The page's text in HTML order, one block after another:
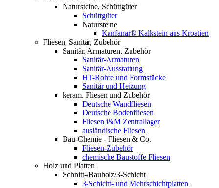
Natursteine, Schüttgüter
Schüttgüter
Natursteine
Kanfanar® Kalkstein aus Kroatien
Fliesen, Sanitär, Zubehör
Sanitär, Armaturen, Zubehör
Sanitär-Armaturen
Sanitär-Ausstattung
HT-Rohre und Formstücke
Sanitär und Heizung
keram. Fliesen und Zubehör
Deutsche Wandfliesen
Deutsche Bodenfliesen
Fliesen i&M Zentrallager
ausländische Fliesen
Bau-Chemie - Fliesen & Co.
Fliesen-Zubehör
chemische Baustoffe Fliesen
Holz und Platten
Schnitt-/Bauholz/3-Schicht
3-Schicht- und Mehrschichtplatten